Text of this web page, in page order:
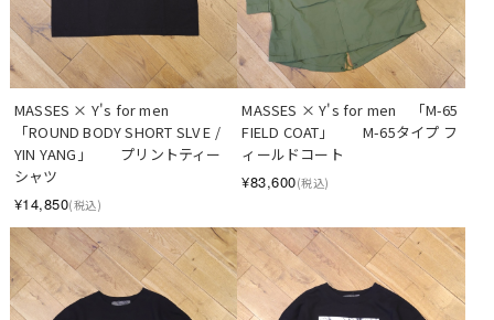
MASSES × Y's for men
「ROUND BODY SHORT SLV E /
YIN YANG」　　プリントティー
シャツ
¥14,850(税込)
MASSES × Y's for men　「M-65
FIELD COAT」　　M-65タイプ フ
ィールドコート
¥83,600(税込)